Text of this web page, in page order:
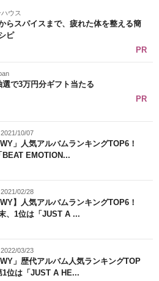
ウス
らスパイスまで、疲れた体を整える簡
ピ
PR
選で3万円分ギフト当たる
PR
10/07
」人気アルバムランキングTOP6！
BEAT EMOTION...
02/28
】人気アルバムランキングTOP6！
、1位は「JUST A ...
03/23
」歴代アルバム人気ランキングTOP
位は「JUST A HE...